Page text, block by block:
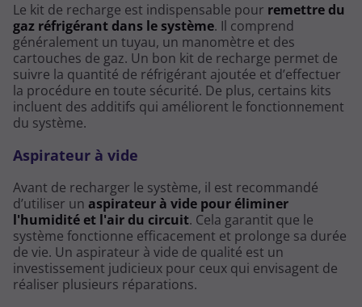
Le kit de recharge est indispensable pour remettre du
gaz réfrigérant dans le système. Il comprend
généralement un tuyau, un manomètre et des
cartouches de gaz. Un bon kit de recharge permet de
suivre la quantité de réfrigérant ajoutée et d’effectuer
la procédure en toute sécurité. De plus, certains kits
incluent des additifs qui améliorent le fonctionnement
du système.
Aspirateur à vide
Avant de recharger le système, il est recommandé
d’utiliser un aspirateur à vide pour éliminer
l'humidité et l'air du circuit. Cela garantit que le
système fonctionne efficacement et prolonge sa durée
de vie. Un aspirateur à vide de qualité est un
investissement judicieux pour ceux qui envisagent de
réaliser plusieurs réparations.